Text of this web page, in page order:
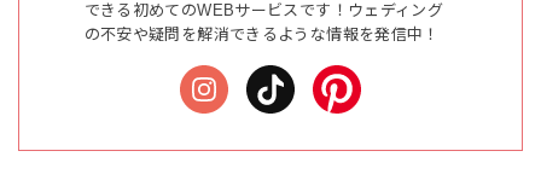
できる初めてのWEBサービスです！ウェディング
の不安や疑問を解消できるような情報を発信中！